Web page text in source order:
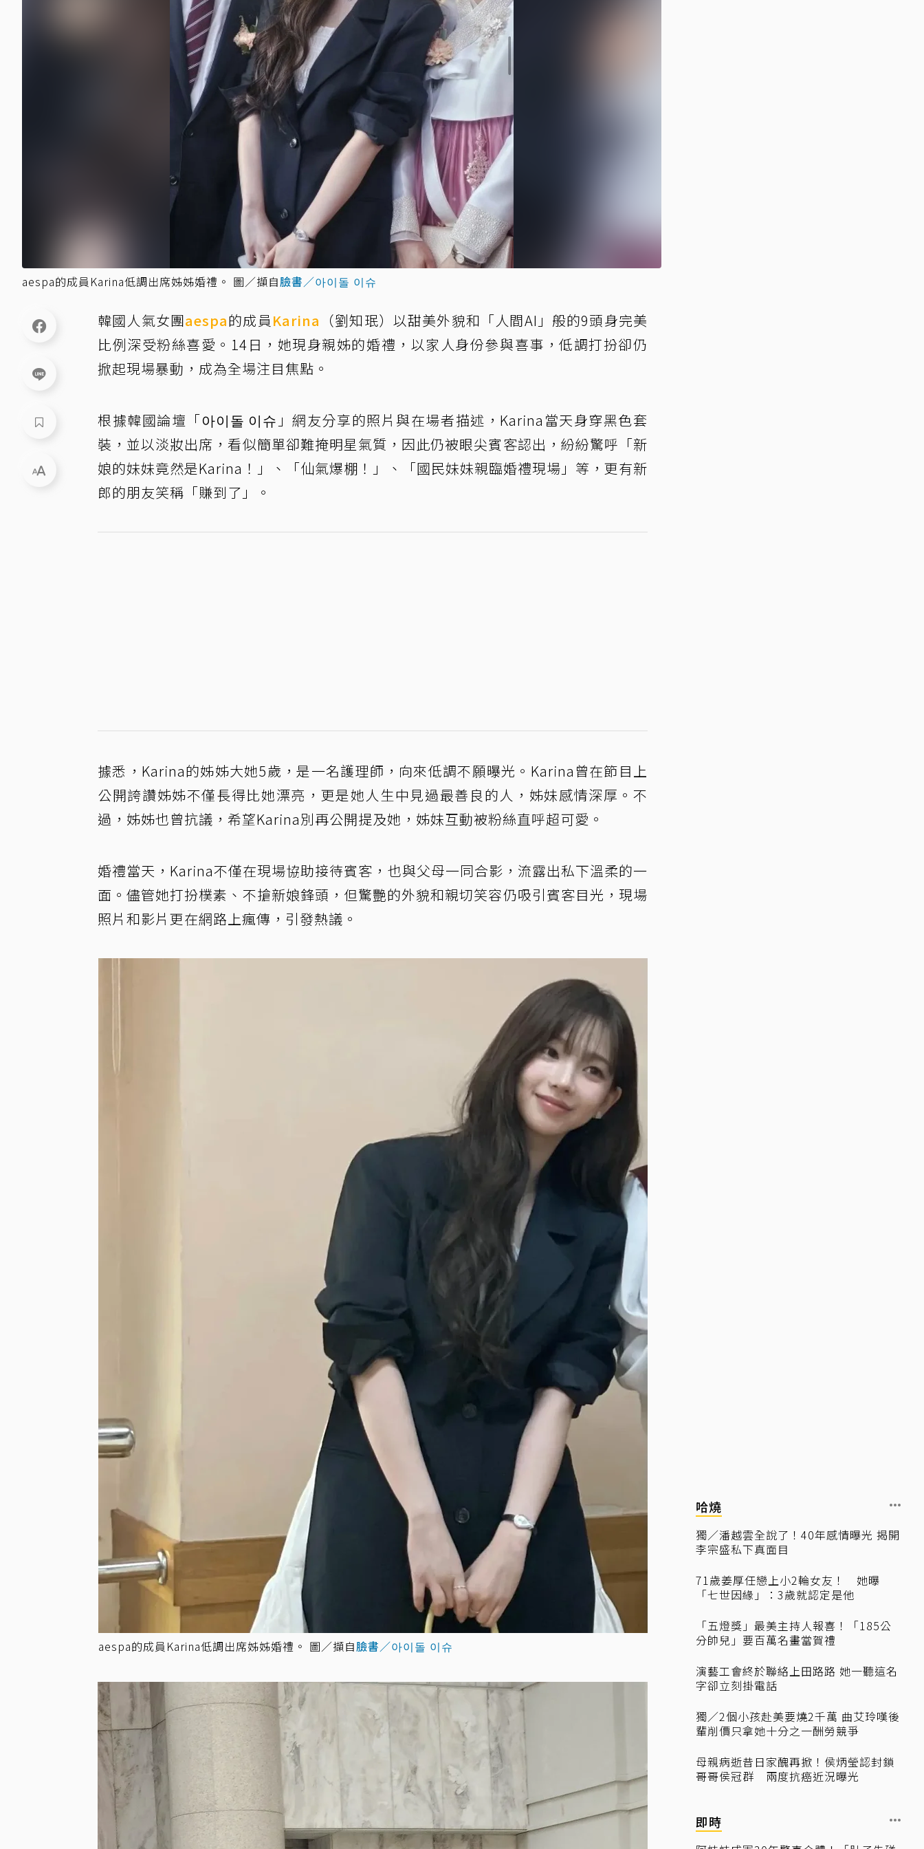
aespa的成員Karina低調出席姊姊婚禮。 圖／擷自臉書／아이돌 이슈
韓國人氣女團aespa的成員 Karina （劉知珉）以甜美外貌和「人間AI」般的9頭身完美
比例深受粉絲喜愛。14日，她現身親姊的婚禮，以家人身份參與喜事，低調打扮卻仍
掀起現場暴動，成為全場注目焦點。
根據韓國論壇「아이돌 이슈」網友分享的照片與在場者描述，Karina當天身穿黑色套
裝，並以淡妝出席，看似簡單卻難掩明星氣質，因此仍被眼尖賓客認出，紛紛驚呼「新
娘的妹妹竟然是Karina！」、「仙氣爆棚！」、「國民妹妹親臨婚禮現場」等，更有新
郎的朋友笑稱「賺到了」。
據悉，Karina的姊姊大她5歲，是一名護理師，向來低調不願曝光。Karina曾在節目上
公開誇讚姊姊不僅長得比她漂亮，更是她人生中見過最善良的人，姊妹感情深厚。不
過，姊姊也曾抗議，希望Karina別再公開提及她，姊妹互動被粉絲直呼超可愛。
婚禮當天，Karina不僅在現場協助接待賓客，也與父母一同合影，流露出私下溫柔的一
面。儘管她打扮樸素、不搶新娘鋒頭，但驚艷的外貌和親切笑容仍吸引賓客目光，現場
照片和影片更在網路上瘋傳，引發熱議。
aespa的成員Karina低調出席姊姊婚禮。 圖／擷自臉書／아이돌 이슈
哈燒
獨／潘越雲全說了！40年感情曝光 揭開
李宗盛私下真面目
71歲姜厚任戀上小2輪女友！ 她曝
「七世因緣」：3歲就認定是他
「五燈獎」最美主持人報喜！「185公
分帥兒」要百萬名畫當賀禮
演藝工會終於聯絡上田路路 她一聽這名
字卻立刻掛電話
獨／2個小孩赴美要燒2千萬 曲艾玲嘆後
輩削價只拿她十分之一酬勞競爭
母親病逝昔日家醜再掀！侯炳瑩認封鎖
哥哥侯冠群 兩度抗癌近況曝光
即時